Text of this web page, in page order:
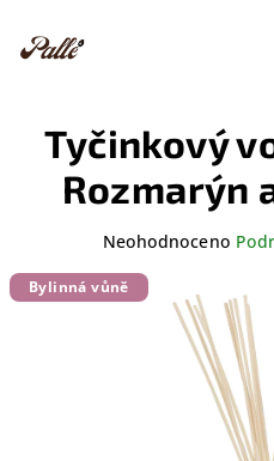
obsah
Tyčinkový
Rozmarýn
produktu
Neohodnoceno
Bylinná vůně